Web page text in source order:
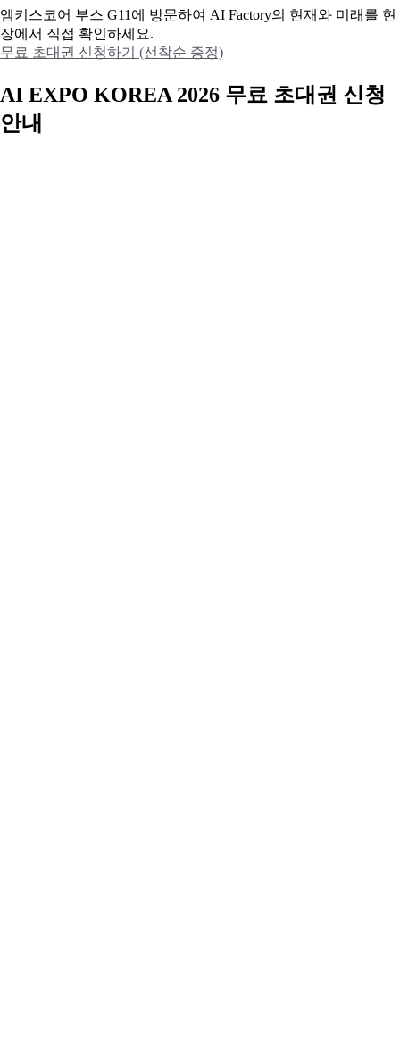
엠키스코어 부스 G11에 방문하여 AI Factory의 현재와 미래를 현
장에서 직접 확인하세요.
무료 초대권 신청하기 (선착순 증정)
AI EXPO KOREA 2026 무료 초대권 신청
안내